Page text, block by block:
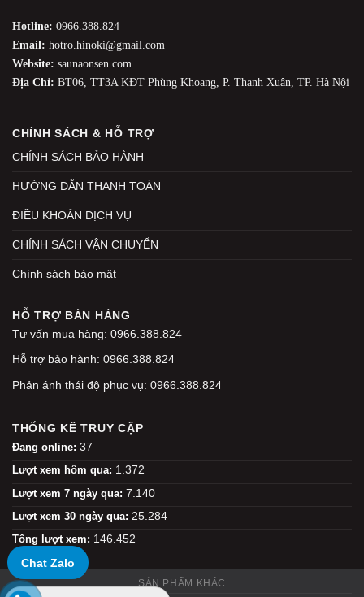
Hotline: 0966.388.824
Email: hotro.hinoki@gmail.com
Website: saunaonsen.com
Địa Chỉ: BT06, TT3A KĐT Phùng Khoang, P. Thanh Xuân, TP. Hà Nội
CHÍNH SÁCH & HỖ TRỢ
CHÍNH SÁCH BẢO HÀNH
HƯỚNG DẪN THANH TOÁN
ĐIỀU KHOẢN DỊCH VỤ
CHÍNH SÁCH VẬN CHUYỂN
Chính sách bảo mật
HỖ TRỢ BÁN HÀNG
Tư vấn mua hàng: 0966.388.824
Hỗ trợ bảo hành: 0966.388.824
Phản ánh thái độ phục vụ: 0966.388.824
THỐNG KÊ TRUY CẬP
Đang online: 37
Lượt xem hôm qua: 1.372
Lượt xem 7 ngày qua: 7.140
Lượt xem 30 ngày qua: 25.284
Tổng lượt xem: 146.452
SẢN PHẨM KHÁC
Chat Zalo